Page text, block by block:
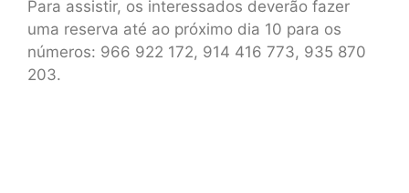
Para assistir, os interessados deverão fazer
uma reserva até ao próximo dia 10 para os
números: 966 922 172, 914 416 773, 935 870
203.